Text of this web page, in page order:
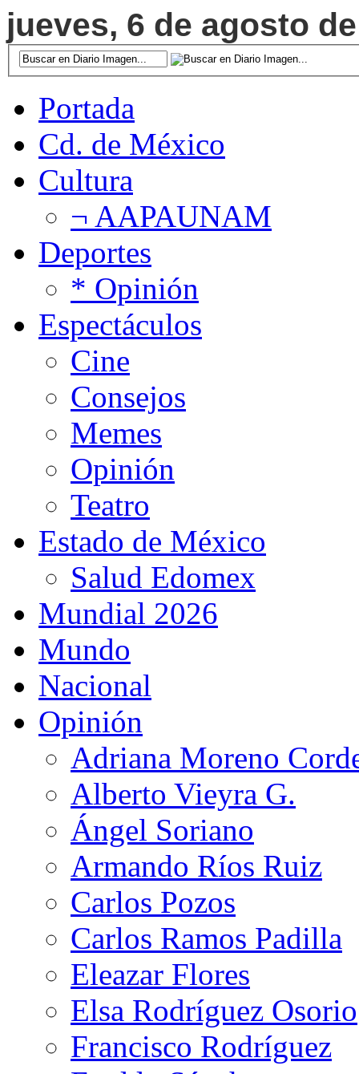
jueves, 6 de agosto
Portada
Cd. de México
Cultura
¬ AAPAUNAM
Deportes
* Opinión
Espectáculos
Cine
Consejos
Memes
Opinión
Teatro
Estado de México
Salud Edomex
Mundial 2026
Mundo
Nacional
Opinión
Adriana Moreno
Alberto Vieyra G.
Ángel Soriano
Armando Ríos Ruiz
Carlos Pozos
Carlos Ramos Padilla
Eleazar Flores
Elsa Rodríguez Osorio
Francisco Rodríguez